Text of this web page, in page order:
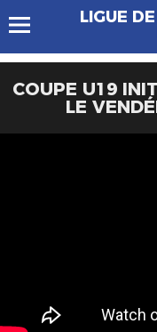
LIGUE
COUPE U19
LE